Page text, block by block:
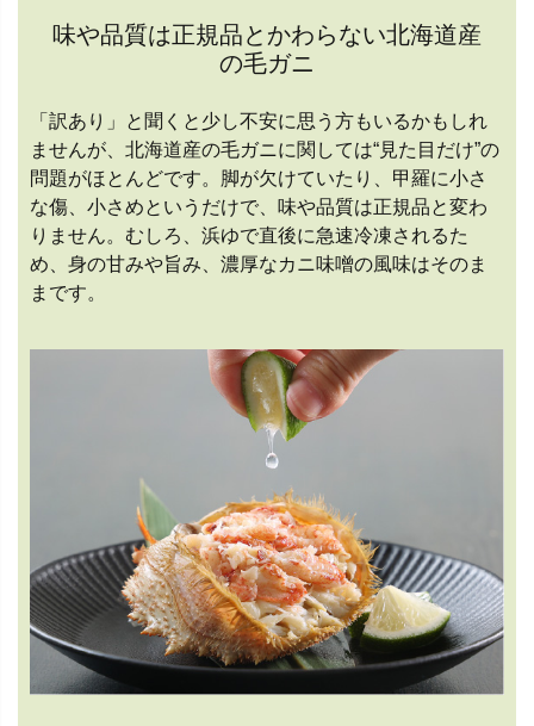
味や品質は正規品とかわらない北海道産
の毛ガニ
「訳あり」と聞くと少し不安に思う方もいるかもしれ
ませんが、北海道産の毛ガニに関しては“見た目だけ”の
問題がほとんどです。脚が欠けていたり、甲羅に小さ
な傷、小さめというだけで、味や品質は正規品と変わ
りません。むしろ、浜ゆで直後に急速冷凍されるた
め、身の甘みや旨み、濃厚なカニ味噌の風味はそのま
まです。